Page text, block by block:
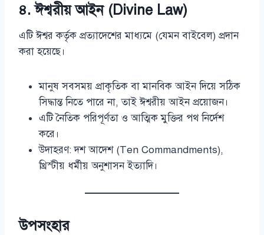
৪.ঈশ্বরীয় আইন (Divine Law)
এটি ঈশ্বর কর্তৃক প্রত্যাদেশের মাধ্যমে (যেমন বাইবেল) প্রদান
করা হয়েছে।
মানুষ সবসময় প্রাকৃতিক বা মানবিক আইন দিয়ে সঠিক
সিদ্ধান্ত নিতে পারে না, তাই ঈশ্বরীয় আইন প্রয়োজন।
এটি নৈতিক পরিপূর্ণতা ও আত্মিক মুক্তির পথ নির্দেশ
করে।
উদাহরণ: দশ আদেশ (Ten Commandments),
খ্রিস্টীয় ধর্মীয় অনুশাসন ইত্যাদি।
উপসংহার